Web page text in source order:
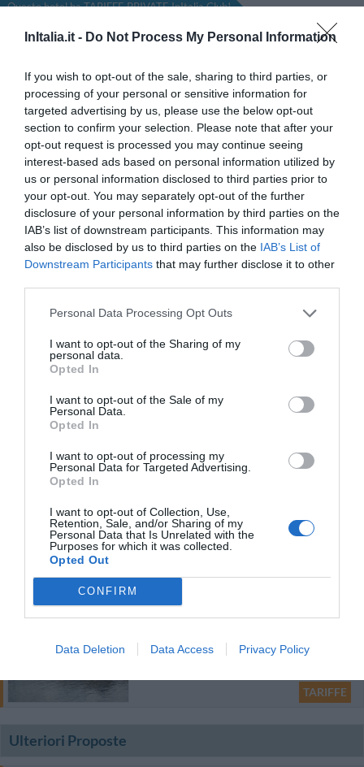
InItalia.it - Do Not Process My Personal Information
If you wish to opt-out of the sale, sharing to third parties, or
processing of your personal or sensitive information for
targeted advertising by us, please use the below opt-out
section to confirm your selection. Please note that after your
opt-out request is processed you may continue seeing
interest-based ads based on personal information utilized by
us or personal information disclosed to third parties prior to
your opt-out. You may separately opt-out of the further
disclosure of your personal information by third parties on the
IAB’s list of downstream participants. This information may
also be disclosed by us to third parties on the IAB’s List of
Downstream Participants that may further disclose it to other
Personal Data Processing Opt Outs
I want to opt-out of the Sharing of my
personal data.
Opted In
I want to opt-out of the Sale of my
Personal Data.
Opted In
I want to opt-out of processing my
Personal Data for Targeted Advertising.
Opted In
I want to opt-out of Collection, Use,
Retention, Sale, and/or Sharing of my
Personal Data that Is Unrelated with the
Purposes for which it was collected.
Opted Out
CONFIRM
Data Deletion Data Access Privacy Policy
Questo hotel ha TARIFFE PRIVATE InItalia Club!
Orsa Maggiore
Favoloso 8.5/10
TARIFFE
Hotel Amarea
2.95 kmdal centro
Ottimo 8/10
Residence Albergo Mendolita
Favoloso 8.5/10
TARIFFE
TARIFFE
6.27 kmdal centro
0 Recensioni
TARIFFE
11.10 kmdal centro
TARIFFE
Ulteriori Proposte